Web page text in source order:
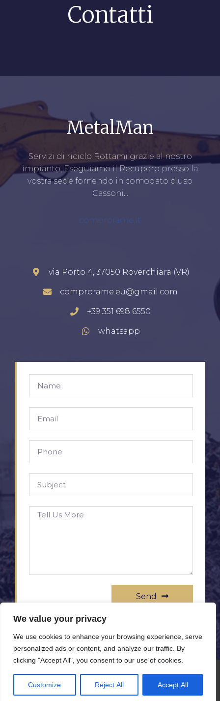
We value your privacy
We use cookies to enhance your browsing experience, serve
personalized ads or content, and analyze our traffic. By
clicking "Accept All", you consent to our use of cookies.
Customize Reject All Accept All
Contatti
MetalMan
Servizi di riciclo Rottami grazie al nostro
impianto, Eseguiamo il Recupero presso la
vostra sede fornendo in comodato d’uso
Cassoni…
comprorame.it
via Porto 4, 37050 Roverchiara (VR)
comprorame.eu@gmail.com
+39 351 698 6550
whatsapp
Send
© All rights reserved www.rameprezzo.it